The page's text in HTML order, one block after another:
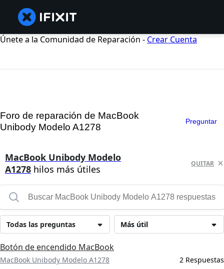
Únete a la Comunidad de Reparación - Crear Cuenta
Foro de reparación de MacBook
Unibody Modelo A1278
Preguntar
MacBook Unibody Modelo
A1278 hilos más útiles QUITAR
Más útil
Todas las preguntas
Botón de encendido MacBook
MacBook Unibody Modelo A1278 2 Respuestas